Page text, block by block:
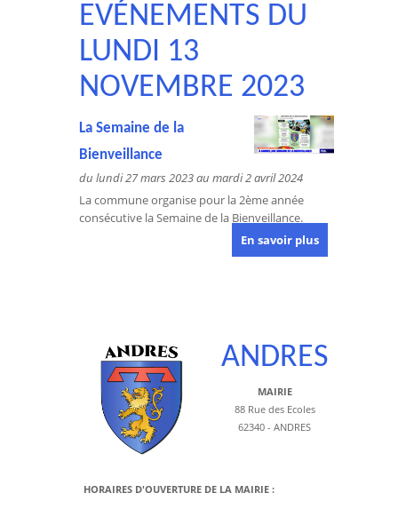
EVÉNEMENTS DU
LUNDI 13
NOVEMBRE 2023
La Semaine de la
Bienveillance
du lundi 27 mars 2023 au mardi 2 avril 2024
La commune organise pour la 2ème année
consécutive la Semaine de la Bienveillance.
En savoir plus
ANDRES
MAIRIE
88 Rue des Ecoles
62340 - ANDRES
HORAIRES D'OUVERTURE DE LA MAIRIE :